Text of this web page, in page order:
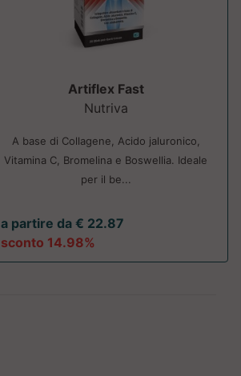
Artiflex Fast
Nutriva
A base di Collagene, Acido jaluronico,
Vitamina C, Bromelina e Boswellia. Ideale
per il be...
a partire da € 22.87
sconto 14.98%